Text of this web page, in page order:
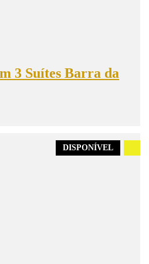
3 Suítes Barra da
DISPONÍVEL